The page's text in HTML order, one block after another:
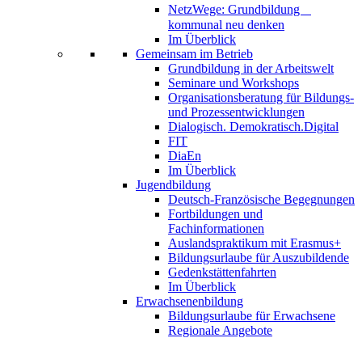
NetzWege: Grundbildung
kommunal neu denken
Im Überblick
Gemeinsam im Betrieb
Grundbildung in der Arbeitswelt
Seminare und Workshops
Organisationsberatung für Bildungs-
und Prozessentwicklungen
Dialogisch. Demokratisch.Digital
FIT
DiaEn
Im Überblick
Jugendbildung
Deutsch-Französische Begegnungen
Fortbildungen und
Fachinformationen
Auslandspraktikum mit Erasmus+
Bildungsurlaube für Auszubildende
Gedenkstättenfahrten
Im Überblick
Erwachsenenbildung
Bildungsurlaube für Erwachsene
Regionale Angebote